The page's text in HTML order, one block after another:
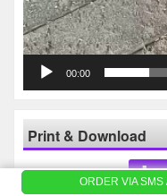
00:00
Print & Download
ORDER VIA